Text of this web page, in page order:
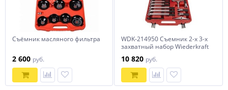
Съёмник масляного фильтра
2 600 руб.
WDK-214950 Съемник 2-х 3-х
захватный набор Wiederkraft
10 820 руб.